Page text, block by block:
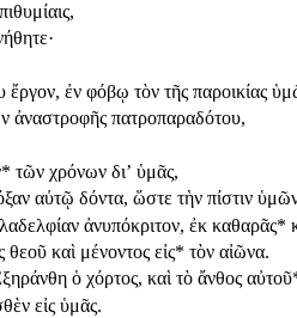
ἔργον, ἐν φόβῳ τὸν τῆς παροικίας
ἀναστροφῆς πατροπαραδότου,
* τῶν χρόνων διʼ ὑμᾶς,
αὐτῷ δόντα, ὥστε τὴν πίστιν ὑμῶν
ἀνυπόκριτον, ἐκ καθαρᾶς*
καὶ μένοντος εἰς* τὸν αἰῶνα.
ὁ χόρτος, καὶ τὸ ἄνθος αὐτοῦ
εἰς ὑμᾶς.